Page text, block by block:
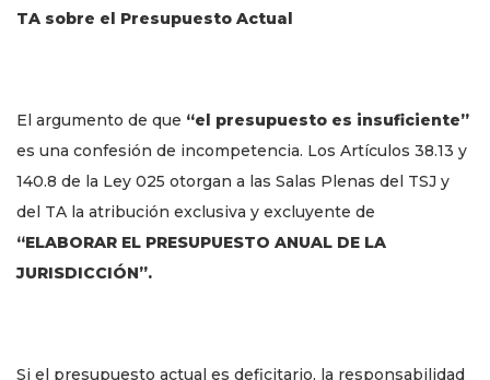
TA sobre el Presupuesto Actual
El argumento de que “el presupuesto es insuficiente”
es una confesión de incompetencia. Los Artículos 38.13 y
140.8 de la Ley 025 otorgan a las Salas Plenas del TSJ y
del TA la atribución exclusiva y excluyente de
“ELABORAR EL PRESUPUESTO ANUAL DE LA
JURISDICCIÓN”.
Si el presupuesto actual es deficitario, la responsabilidad